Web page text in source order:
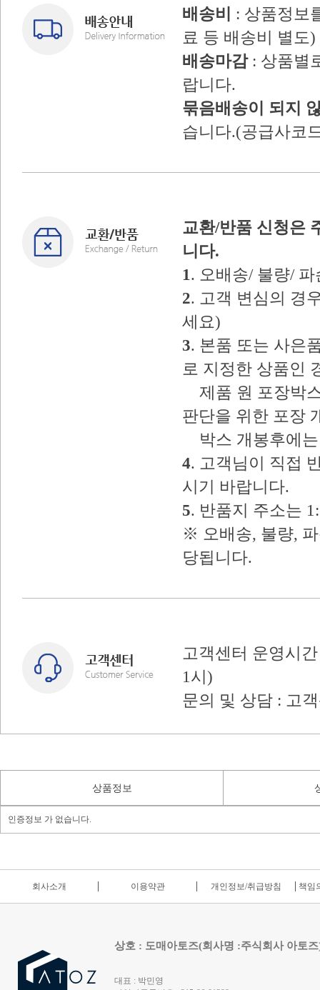
배송비
: 상품정보
료 등 배송비 별도)
배송마감: 상품별
랍니다.
묶음배송이 되지
습니다.(공급사코
교환/반품 신청은
니다.
1. 오배송/ 불량/
2. 고객 변심의 경
세요)
3. 본품 또는 사은
로 지정한 상품인
제품 원 포장박
판단을 위한 포장
박스 개봉후에는
4. 고객님이 직접
시기 바랍니다.
5. 반품지 주소는
※ 오배송, 불량,
당됩니다.
고객센터 운영시
1시)
문의 및 상담 : 고
상품정보
인증정보 가 없습니다.
회사소개 이용약관 개인정보/취급방침 책임
상호 : 도매아토즈(회사명 :주식회사 아토
대표 : 박민영